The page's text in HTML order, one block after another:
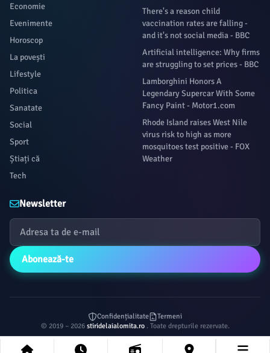
Economie
Evenimente
Horoscop
La povești
Lifestyle
Politica
Sanatate
Social
Sport
Știați că
Tech
There's a reason child
vaccination rates are falling -
and it's not social media - BBC
Artificial intelligence: Why firms
are struggling to set prices - BBC
Lamborghini Honors A
Legendary Supercar With Some
Fancy Paint - Motor1.com
Rhode Island raises West Nile
virus risk to high as more
mosquitoes test positive - FOX
Weather
Newsletter
Abonează-te
Confidențialitate
Termeni
© 2019 – 2026 stiridelaialomita.ro . Toate drepturile rezervate.